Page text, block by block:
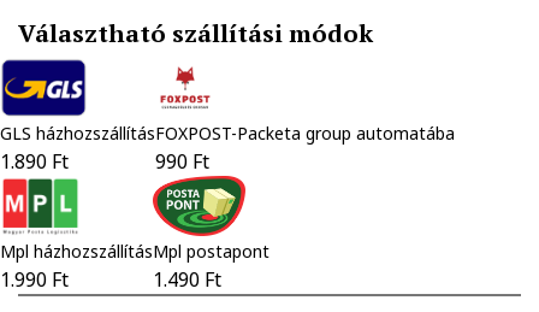
Választható szállítási módok
GLS házhozszállítás
1.890 Ft
FOXPOST-Packeta group automatába
990 Ft
Mpl házhozszállítás
1.990 Ft
Mpl postapont
1.490 Ft